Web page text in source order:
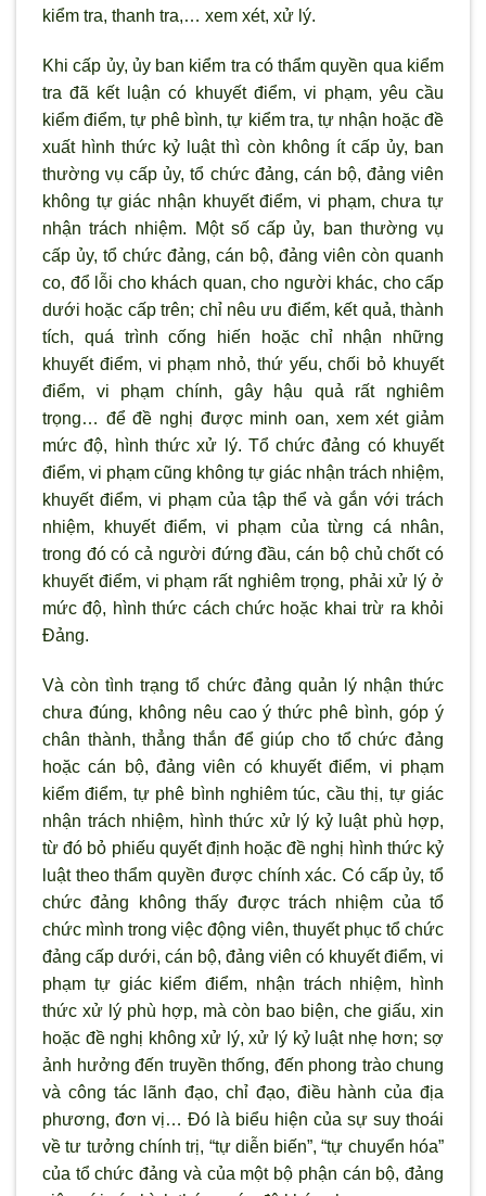
kiểm tra, thanh tra,… xem xét, xử lý.
Khi cấp ủy, ủy ban kiểm tra có thẩm quyền qua kiểm
tra đã kết luận có khuyết điểm, vi phạm, yêu cầu
kiểm điểm, tự phê bình, tự kiểm tra, tự nhận hoặc đề
xuất hình thức kỷ luật thì còn không ít cấp ủy, ban
thường vụ cấp ủy, tổ chức đảng, cán bộ, đảng viên
không tự giác nhận khuyết điểm, vi phạm, chưa tự
nhận trách nhiệm. Một số cấp ủy, ban thường vụ
cấp ủy, tổ chức đảng, cán bộ, đảng viên còn quanh
co, đổ lỗi cho khách quan, cho người khác, cho cấp
dưới hoặc cấp trên; chỉ nêu ưu điểm, kết quả, thành
tích, quá trình cống hiến hoặc chỉ nhận những
khuyết điểm, vi phạm nhỏ, thứ yếu, chối bỏ khuyết
điểm, vi phạm chính, gây hậu quả rất nghiêm
trọng… để đề nghị được minh oan, xem xét giảm
mức độ, hình thức xử lý. Tổ chức đảng có khuyết
điểm, vi phạm cũng không tự giác nhận trách nhiệm,
khuyết điểm, vi phạm của tập thể và gắn với trách
nhiệm, khuyết điểm, vi phạm của từng cá nhân,
trong đó có cả người đứng đầu, cán bộ chủ chốt có
khuyết điểm, vi phạm rất nghiêm trọng, phải xử lý ở
mức độ, hình thức cách chức hoặc khai trừ ra khỏi
Đảng.
Và còn tình trạng tổ chức đảng quản lý nhận thức
chưa đúng, không nêu cao ý thức phê bình, góp ý
chân thành, thẳng thắn để giúp cho tổ chức đảng
hoặc cán bộ, đảng viên có khuyết điểm, vi phạm
kiểm điểm, tự phê bình nghiêm túc, cầu thị, tự giác
nhận trách nhiệm, hình thức xử lý kỷ luật phù hợp,
từ đó bỏ phiếu quyết định hoặc đề nghị hình thức kỷ
luật theo thẩm quyền được chính xác. Có cấp ủy, tổ
chức đảng không thấy được trách nhiệm của tổ
chức mình trong việc động viên, thuyết phục tổ chức
đảng cấp dưới, cán bộ, đảng viên có khuyết điểm, vi
phạm tự giác kiểm điểm, nhận trách nhiệm, hình
thức xử lý phù hợp, mà còn bao biện, che giấu, xin
hoặc đề nghị không xử lý, xử lý kỷ luật nhẹ hơn; sợ
ảnh hưởng đến truyền thống, đến phong trào chung
và công tác lãnh đạo, chỉ đạo, điều hành của địa
phương, đơn vị… Đó là biểu hiện của sự suy thoái
về tư tưởng chính trị, “tự diễn biến”, “tự chuyển hóa”
của tổ chức đảng và của một bộ phận cán bộ, đảng